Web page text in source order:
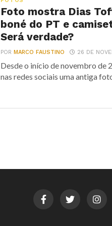
Foto mostra Dias
boné do PT e
Será verdade?
PORMARCO FAUSTINO 26 DE
Desde o início de novembro de
nas redes sociais uma antiga